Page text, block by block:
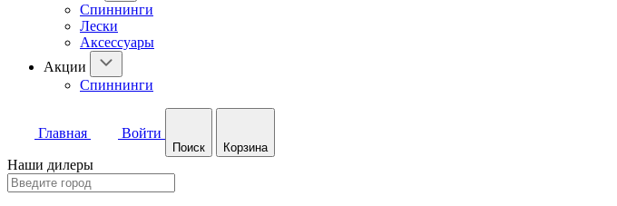
Спиннинги
Лески
Аксессуары
Акции
Спиннинги
Главная Войти
Поиск Корзина
Наши дилеры